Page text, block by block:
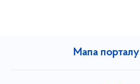
Мапа порталу